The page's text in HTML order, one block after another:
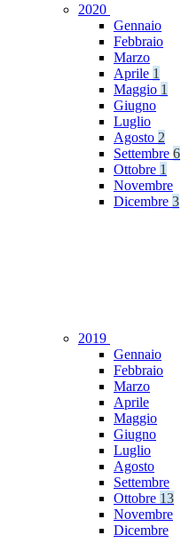
2020
Gennaio
Febbraio
Marzo
Aprile 1
Maggio 1
Giugno
Luglio
Agosto 2
Settembre 6
Ottobre 1
Novembre
Dicembre 3
2019
Gennaio
Febbraio
Marzo
Aprile
Maggio
Giugno
Luglio
Agosto
Settembre
Ottobre 13
Novembre
Dicembre